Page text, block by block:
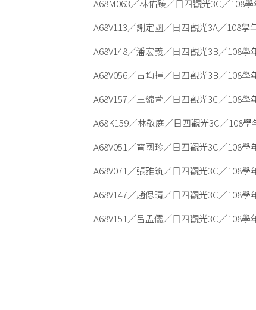
A68M063／林佑臻／日四觀光3C／108
A68V113／謝定國／日四觀光3A／108
A68V148／潘宏義／日四觀光3B／108
A68V056／古均揮／日四觀光3B／108
A68V157／王綿萱／日四觀光3C／108
A68K159／林敬庭／日四觀光3C／108
A68V051／甯國珍／日四觀光3C／108
A68V071／張雅筑／日四觀光3C／108
A68V147／趙偲晴／日四觀光3C／108
A68V151／呂孟儒／日四觀光3C／108